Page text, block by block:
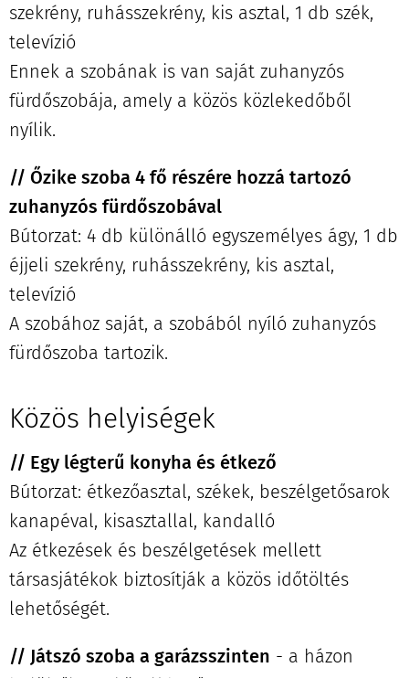
szekrény, ruhásszekrény, kis asztal, 1 db szék,
televízió
Ennek a szobának is van saját zuhanyzós
fürdőszobája, amely a közös közlekedőből
nyílik.
// Őzike szoba 4 fő részére hozzá tartozó
zuhanyzós fürdőszobával
Bútorzat: 4 db különálló egyszemélyes ágy, 1 db
éjjeli szekrény, ruhásszekrény, kis asztal,
televízió
A szobához saját, a szobából nyíló zuhanyzós
fürdőszoba tartozik.
Közös helyiségek
// Egy légterű konyha és étkező
Bútorzat: étkezőasztal, székek, beszélgetősarok
kanapéval, kisasztallal, kandalló
Az étkezések és beszélgetések mellett
társasjátékok biztosítják a közös időtöltés
lehetőségét.
// Játszó szoba a garázsszinten - a házon